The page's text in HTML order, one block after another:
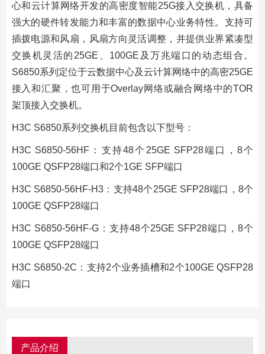
心和云计算网络开发的高密度智能25G接入交换机，具备
强大的硬件转发能力和丰富的数据中心业务特性。支持可
插拨电源和风扇，风扇方向灵活调整，并提供业界紧凑型
交换机灵活的25GE、100GE及万兆端口的动态组合。
S6850系列定位于云数据中心及云计算网络中的高密25GE
接入和汇聚，也可用于Overlay网络或融合网络中的TOR
架顶接入交换机。
H3C S6850系列交换机目前包含以下型号：
H3C S6850-56HF：支持48个25GE SFP28端口，8个
100GE QSFP28端口和2个1GE SFP端口
H3C S6850-56HF-H3：支持48个25GE SFP28端口，8个
100GE QSFP28端口
H3C S6850-56HF-G：支持48个25GE SFP28端口，8个
100GE QSFP28端口
H3C S6850-2C：支持2个业务插槽和2个100GE QSFP28
端口
产品介绍